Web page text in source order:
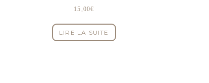
15,00€
LIRE LA SUITE